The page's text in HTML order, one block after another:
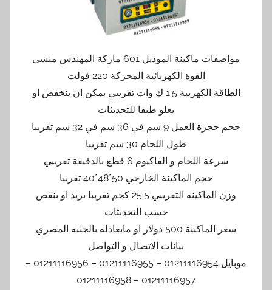
مواصفات ماكينة الموديل 601 ماركة المهندس منسى
القوة الكهربائية المحركة 220 فولت
الطاقة الكهربية 1.5 ك وات تقريبي بمكن ان ينخفض او
يعلو طبقا للتحديثات
حجم حجرة العمل 9 سم في 36 سم في 32 سم تقريبا
طول اللحام 30 سم تقريبا
سرعة اللحام و الفاكيوم 6 قطع بالدقيقة تقريبي
حجم الماكينة الخارجي 50*48*40 تقريبا
وزن الماكينه التقريبي 25.5 كجم تقريبا يزيد او ينقص
حسب التحديثات
سعر الماكينة 500 دولار او مايعادله بالجنيه المصري
بيانات الاتصال و التواصل
موبايل 01211116954 – 01211116955 – 01211116956 –
01211116957 – 01211116958